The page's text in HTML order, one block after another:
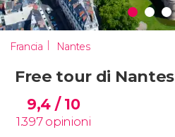
Francia Nantes
Free tour di Nantes
9,4 / 10
1.397 opinioni